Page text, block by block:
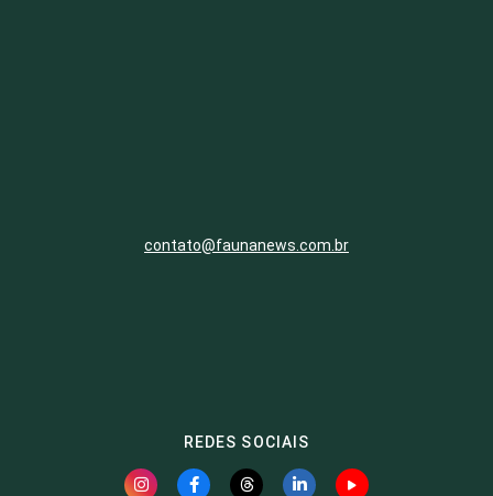
contato@faunanews.com.br
REDES SOCIAIS